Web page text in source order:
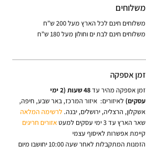
משלוחים
משלוחים חינם לכל הארץ מעל 200 ש”ח
משלוחים חינם לבת ים וחולון מעל 180 ש”ח
זמן אספקה
זמן אספקה מהיר עד
48 שעות (2 ימי
עסקים)לאיזורים: איזור המרכז, באר שבע, חיפה,
אשקלון, הרצליה, ירושלים, יבנה.לרשימה המלאה
שאר הארץ עד 3 ימי עסקים למעט
אזורים חריגים
קיימת אפשרות לאיסוף עצמי
הזמנות המתקבלות לאחר שעה 10:00 יחושבו מיום